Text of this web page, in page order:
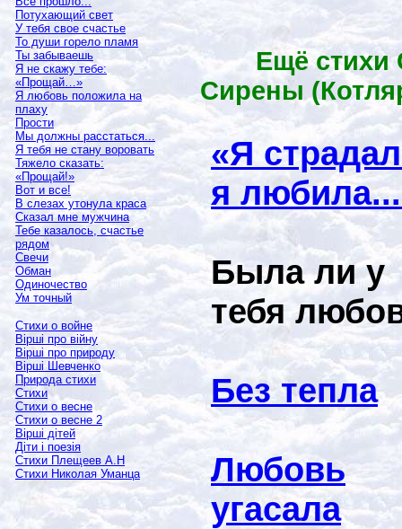
Потухающий свет
У тебя свое счастье
То души горело пламя
Ты забываешь
Я не скажу тебе:
«Прощай…»
Я любовь положила на
плаху
Прости
Мы должны расстаться...
Я тебя не стану воровать
Тяжело сказать:
«Прощай!»
Вот и все!
В слезах утонула краса
Сказал мне мужчина
Тебе казалось, счастье
рядом
Свечи
Обман
Одиночество
Ум точный
Стихи о войне
Вірші про війну
Вірші про природу
Вірші Шевченко
Природа стихи
Стихи
Стихи о весне
Стихи о весне 2
Вірші дітей
Діти і поезія
Стихи Плещеев А.Н
Стихи Николая Уманца
Ещё
Сирены
«Я
я
Была ли у
тебя
Без тепла
Любовь
угасала